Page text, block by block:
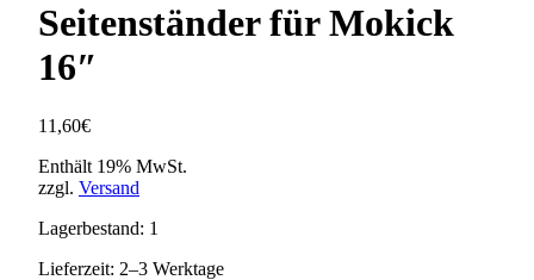
Seitenständer für Mokick
16″
11,60€
Enthält 19% MwSt.
zzgl. Versand
Lagerbestand: 1
Lieferzeit: 2–3 Werktage